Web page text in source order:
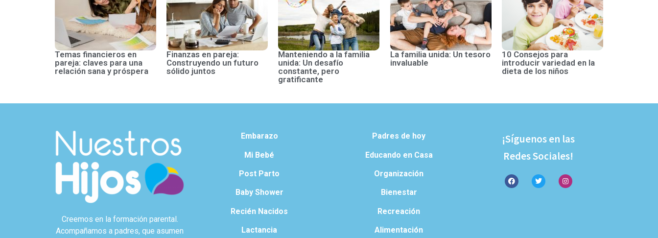
Temas financieros en
pareja: claves para una
relación sana y próspera
Finanzas en pareja:
Construyendo un futuro
sólido juntos
Manteniendo a la familia
unida: Un desafío
constante, pero
gratificante
La familia unida: Un tesoro
invaluable
10 Consejos para
introducir variedad en la
dieta de los niños
Creemos en la formación parental.
Acompañamos a padres, que asumen
Embarazo
Mi Bebé
Post Parto
Baby Shower
Recién Nacidos
Lactancia
Padres de hoy
Educando en Casa
Organización
Bienestar
Recreación
Alimentación
¡Síguenos en las
Redes Sociales!